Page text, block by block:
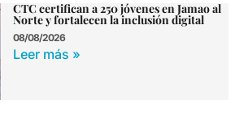
CTC certifican a 250 jóvenes en Jamao al
Norte y fortalecen la inclusión digital
08/08/2026
Leer más »